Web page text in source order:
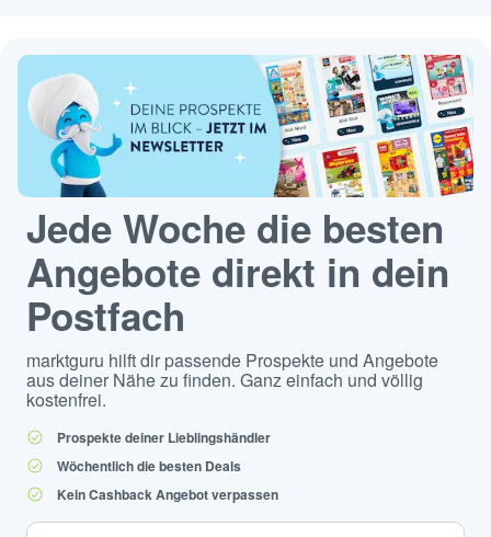
Jede Woche die besten
Angebote direkt in dein
Postfach
marktguru hilft dir passende Prospekte und Angebote
aus deiner Nähe zu finden. Ganz einfach und völlig
kostenfrei.
Prospekte deiner Lieblingshändler
Wöchentlich die besten Deals
Kein Cashback Angebot verpassen